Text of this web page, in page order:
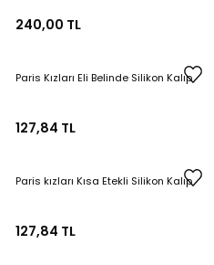
240,00 TL
Paris Kızları Eli Belinde Silikon Kalıp
127,84 TL
Paris kızları Kısa Etekli Silikon Kalıp
127,84 TL